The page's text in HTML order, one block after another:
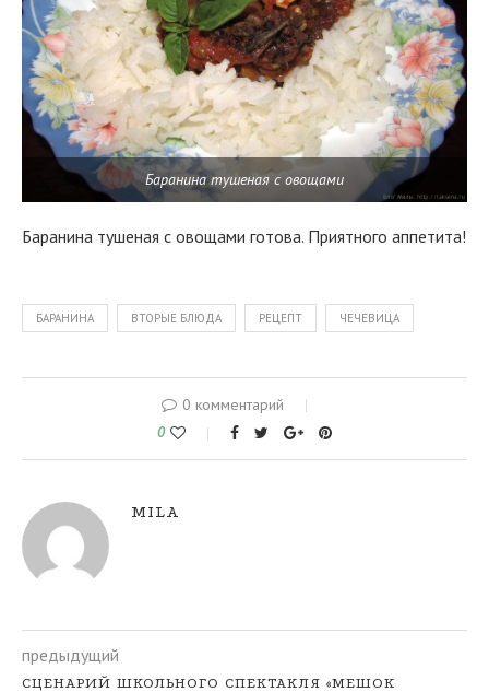
Баранина тушеная с овощами
Баранина тушеная с овощами готова. Приятного аппетита!
БАРАНИНА ВТОРЫЕ БЛЮДА РЕЦЕПТ ЧЕЧЕВИЦА
0 комментарий
0
MILA
предыдущий
СЦЕНАРИЙ ШКОЛЬНОГО СПЕКТАКЛЯ «МЕШОК